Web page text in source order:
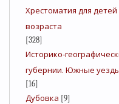
Хрестоматия для
возраста
[328]
Историко-
губернии. Южные
[16]
Дубовка [9]